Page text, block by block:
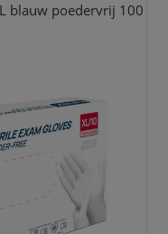
blauw poedervrij 100